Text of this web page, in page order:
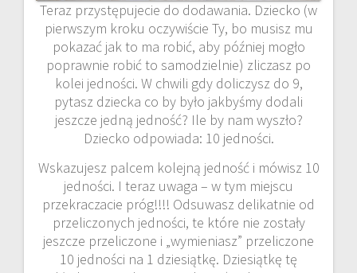
Teraz przystępujecie do dodawania. Dziecko (w
pierwszym kroku oczywiście Ty, bo musisz mu
pokazać jak to ma robić, aby później mogło
poprawnie robić to samodzielnie) zliczasz po
kolei jedności. W chwili gdy doliczysz do 9,
pytasz dziecka co by było jakbyśmy dodali
jeszcze jedną jedność? Ile by nam wyszło?
Dziecko odpowiada: 10 jedności.
Wskazujesz palcem kolejną jedność i mówisz 10
jedności. I teraz uwaga – w tym miejscu
przekraczacie próg!!!! Odsuwasz delikatnie od
przeliczonych jedności, te które nie zostały
jeszcze przeliczone i „wymieniasz” przeliczone
10 jedności na 1 dziesiątkę. Dziesiątkę tę